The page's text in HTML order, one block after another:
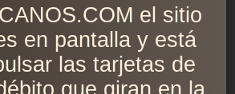
el sitio
en pantalla y está
las tarjetas de